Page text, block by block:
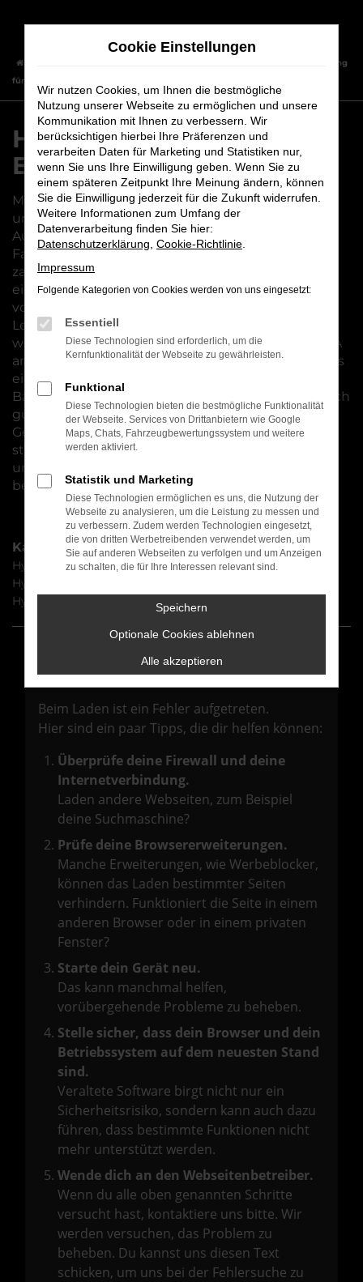
Zum
springen
Hyundai KONA – unsere Empfehlung
für Bamberg
Hyundai KONA – unsere
Empfehlung für Bamberg
Mit einem Hyundai KONA sind Sie gut organisiert
und mobil in Bamberg und Umgebung. Wir vom
Autohaus Maier sind voll und ganz von diesem
Fahrzeug überzeugt und erläutern Ihnen gern die
zahlreichen Vorteile. Der Weg aus Bamberg an
einen unserer beiden Standorte ist nicht weit und
vor Ort erwartet Sie Kundenservice mit
Leidenschaft und höchster Fachkompetenz. Wir
wissen zudem, worauf es bei einem Hyundai KONA
ankommt und welche Ausstattung sich besonders
eignet. Natürlich erhalten Sie Ihr Fahrzeug für
Bamberg wahlweise als Neuwagen oder zu deutlich
günstigeren Preisen auch als Tageszulassung,
Gebrauchtwagen oder Jahreswagen. Auch hier
stehen wir Ihnen mit Rat und Tat zur Seite und
unterstützen Sie beim Finden der individuell
besten Mobilitätslösung.
Kategorie
Hyundai KONA Neuwagen Bamberg
Hyundai KONA Bamberg
Hyundai KONA Tageszulassung Bamberg
Fehler: Network Error
Beim Laden ist ein Fehler aufgetreten.
Hier sind ein paar Tipps, die dir helfen können:
Überprüfe deine Firewall und deine
Internetverbindung.
Laden andere Webseiten, zum Beispiel
deine Suchmaschine?
Prüfe deine Browsererweiterungen.
Manche Erweiterungen, wie Werbeblocker,
können das Laden bestimmter Seiten
verhindern. Funktioniert die Seite in einem
anderen Browser oder in einem privaten
Fenster?
Starte dein Gerät neu.
Das kann manchmal helfen,
vorübergehende Probleme zu beheben.
Stelle sicher, dass dein Browser und dein
Betriebssystem auf dem neuesten Stand
sind.
Veraltete Software birgt nicht nur ein
Sicherheitsrisiko, sondern kann auch dazu
führen, dass bestimmte Funktionen nicht
mehr unterstützt werden.
Wende dich an den Webseitenbetreiber.
Wenn du alle oben genannten Schritte
versucht hast, kontaktiere uns bitte. Wir
werden versuchen, das Problem zu
beheben. Du kannst uns diesen Text
schicken, um uns bei der Fehlersuche zu
Cookie Einstellungen
Wir nutzen Cookies, um Ihnen die bestmögliche
Nutzung unserer Webseite zu ermöglichen und unsere
Kommunikation mit Ihnen zu verbessern. Wir
berücksichtigen hierbei Ihre Präferenzen und
verarbeiten Daten für Marketing und Statistiken nur,
wenn Sie uns Ihre Einwilligung geben. Wenn Sie zu
einem späteren Zeitpunkt Ihre Meinung ändern, können
Sie die Einwilligung jederzeit für die Zukunft widerrufen.
Weitere Informationen zum Umfang der
Datenverarbeitung finden Sie hier:
Datenschutzerklärung Cookie-Richtlinie
Impressum
Folgende Kategorien von Cookies werden von uns eingesetzt:
Essentiell
Diese Technologien sind erforderlich, um die
Kernfunktionalität der Webseite zu gewährleisten.
Funktional
Diese Technologien bieten die bestmögliche Funktionalität
der Webseite. Services von Drittanbietern wie Google
Maps, Chats, Fahrzeugbewertungssystem und weitere
werden aktiviert.
Statistik und Marketing
Diese Technologien ermöglichen es uns, die Nutzung der
Webseite zu analysieren, um die Leistung zu messen und
zu verbessern. Zudem werden Technologien eingesetzt,
die von dritten Werbetreibenden verwendet werden, um
Sie auf anderen Webseiten zu verfolgen und um Anzeigen
zu schalten, die für Ihre Interessen relevant sind.
Speichern
Optionale Cookies ablehnen
Alle akzeptieren